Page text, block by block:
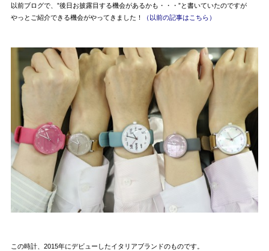
以前ブログで、”後日お披露目する機会があるかも・・・”と書いていたのですが
やっとご紹介できる機会がやってきました！
（以前の記事はこちら）
この時計、2015年にデビューしたイタリアブランドのものです。